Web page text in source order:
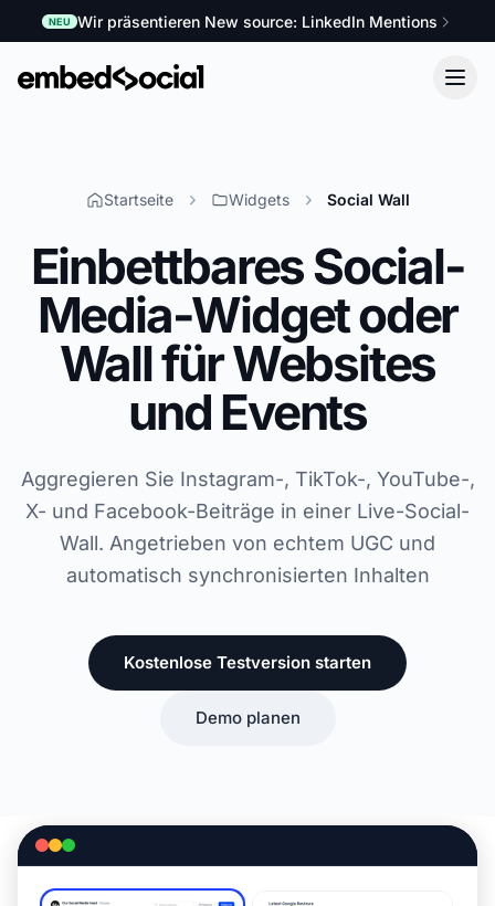
NEU Wir präsentieren New source: LinkedIn Mentions
Startseite Widgets Social Wall
Einbettbares Social-
Media-Widget oder
Wall für Websites
und Events
Aggregieren Sie Instagram-, TikTok-, YouTube-,
X- und Facebook-Beiträge in einer Live-Social-
Wall. Angetrieben von echtem UGC und
automatisch synchronisierten Inhalten
Kostenlose Testversion starten
Demo planen